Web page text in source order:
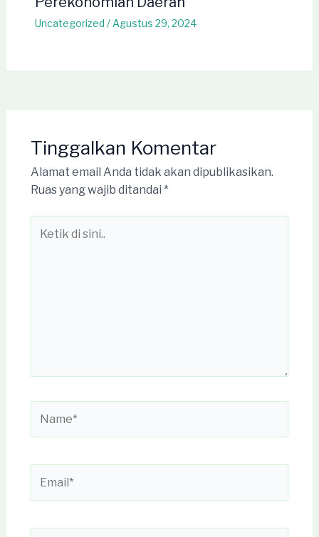
Uncategorized / Agustus 29, 2024
Tinggalkan Komentar
Alamat email Anda tidak akan dipublikasikan.
Ruas yang wajib ditandai *